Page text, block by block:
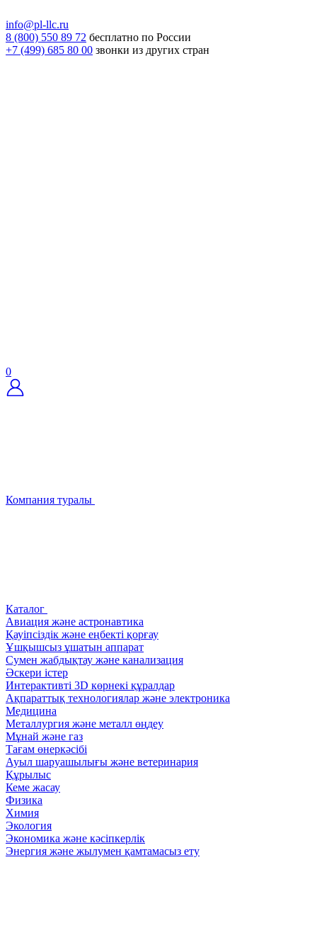
info@pl-llc.ru
8 (800) 550 89 72 бесплатно по России
+7 (499) 685 80 00 звонки из других стран
0
Компания туралы
Каталог
Авиация және астронавтика
Қауіпсіздік және еңбекті қорғау
Ұшқышсыз ұшатын аппарат
Сумен жабдықтау және канализация
Әскери істер
Интерактивті 3D көрнекі құралдар
Ақпараттық технологиялар және электроника
Медицина
Металлургия және металл өңдеу
Мұнай және газ
Тағам өнеркәсібі
Ауыл шаруашылығы және ветеринария
Құрылыс
Кеме жасау
Физика
Химия
Экология
Экономика және кәсіпкерлік
Энергия және жылумен қамтамасыз ету